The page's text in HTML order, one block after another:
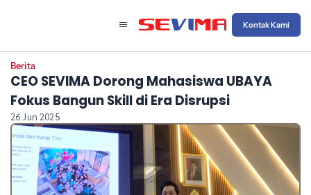
Kontak Kami
Berita
CEO SEVIMA Dorong Mahasiswa UBAYA
Fokus Bangun Skill di Era Disrupsi
26 Jun 2025